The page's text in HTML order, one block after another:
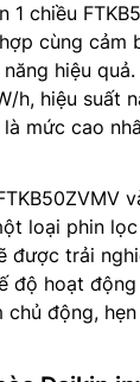
chiều
cùng cảm
hiệu
h, hiệu suất
mức cao
loại phin
được trải
hoạt động
động,